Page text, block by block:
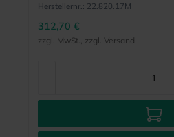
Herstellernr.: 22.820.17M
312,70 €
zzgl. MwSt., zzgl. Versand